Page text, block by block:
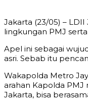
Jakarta (23/05) –
lingkungan PMJ
Apel ini sebagai
asri. Sebab itu
Wakapolda Metro
arahan Kapolda PMJ
Jakarta, bisa